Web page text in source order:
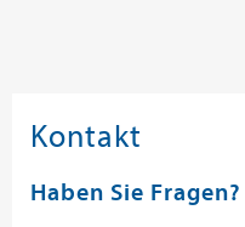
Kontakt
Haben Sie Fragen?